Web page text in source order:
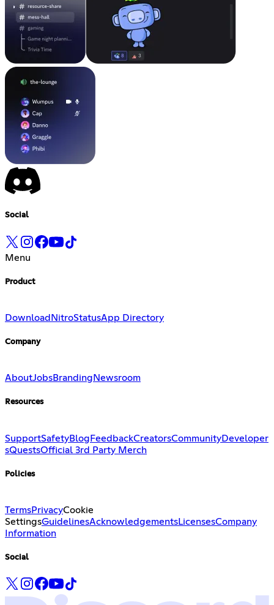
Social
Menu
Product
Download NitroStatusApp Directory
Company
AboutJobsBranding Newsroom
Resources
SupportSafetyBlog FeedbackCreatorsCommunityDeveloper
sQuestsOfficial 3rd Party Merch
Policies
TermsPrivacyCookie
SettingsGuidelinesAcknowledgementsLicensesCompany
Information
Social